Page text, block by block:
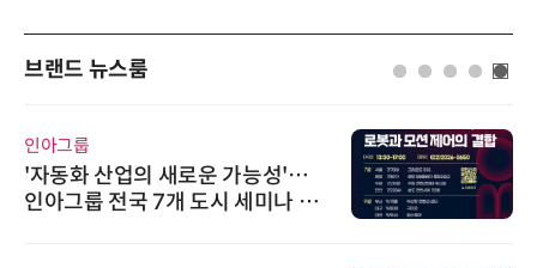
브랜드 뉴스룸
인아그룹
'자동화 산업의 새로운 가능성'…
인아그룹 전국 7개 도시 세미나 페